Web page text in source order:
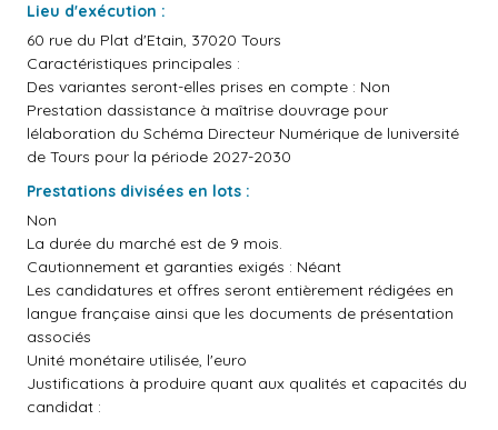
Lieu d'exécution :
60 rue du Plat d'Etain, 37020 Tours
Caractéristiques principales :
Des variantes seront-elles prises en compte : Non
Prestation dassistance à maîtrise douvrage pour
lélaboration du Schéma Directeur Numérique de luniversité
de Tours pour la période 2027-2030
Prestations divisées en lots :
Non
La durée du marché est de 9 mois.
Cautionnement et garanties exigés : Néant
Les candidatures et offres seront entièrement rédigées en
langue française ainsi que les documents de présentation
associés
Unité monétaire utilisée, l'euro
Justifications à produire quant aux qualités et capacités du
candidat :